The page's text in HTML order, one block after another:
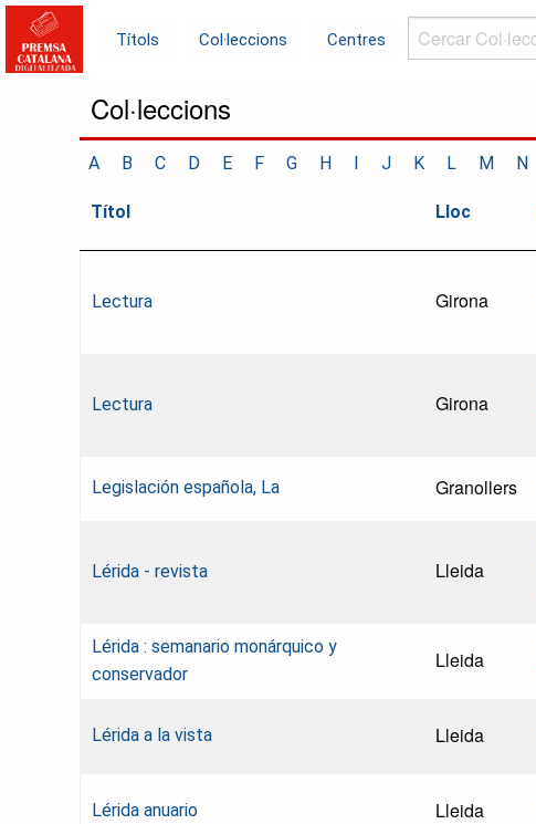
Títols Col·leccions Centres
Cercar
Col·leccions...
Col·leccions
A B C D E F G H I J K L M N
Títol Lloc
Lectura Girona
Lectura Girona
Legislación española, La Granollers
Lérida - revista Lleida
Lérida : semanario monárquico y
conservador
Lleida
Lérida a la vista Lleida
Lérida anuario Lleida